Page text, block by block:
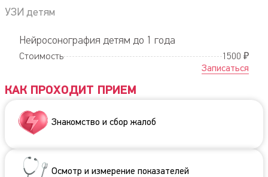
УЗИ детям
Нейросонография детям до 1 года
Стоимость 1500 ₽
Записаться
КАК ПРОХОДИТ ПРИЕМ
Знакомство и сбор жалоб
Осмотр и измерение показателей